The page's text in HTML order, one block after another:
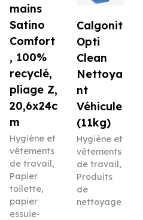
mains
Satino
Comfort
, 100%
recyclé,
pliage Z,
20,6x24c
m
Hygiène et
vêtements
de travail,
Papier
toilette,
papier
essuie-
Calgonit
Opti
Clean
Nettoya
nt
Véhicule
(11kg)
Hygiène et
vêtements
de travail ,
Produits
de
nettoyage